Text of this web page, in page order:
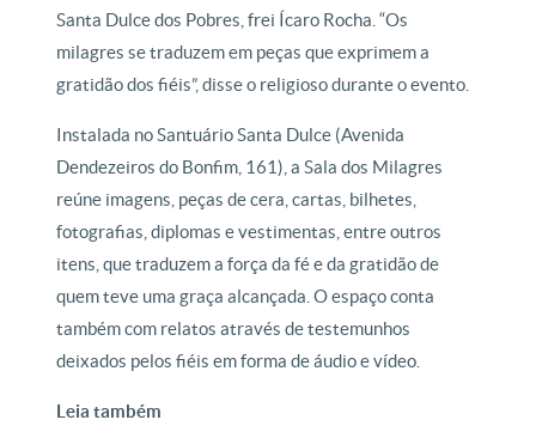
Santa Dulce dos Pobres, frei Ícaro Rocha. “Os
milagres se traduzem em peças que exprimem a
gratidão dos fiéis”, disse o religioso durante o evento.
Instalada no Santuário Santa Dulce (Avenida
Dendezeiros do Bonfim, 161), a Sala dos Milagres
reúne imagens, peças de cera, cartas, bilhetes,
fotografias, diplomas e vestimentas, entre outros
itens, que traduzem a força da fé e da gratidão de
quem teve uma graça alcançada. O espaço conta
também com relatos através de testemunhos
deixados pelos fiéis em forma de áudio e vídeo.
Leia também